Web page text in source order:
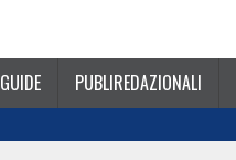
GUIDE PUBLIREDAZIONALI